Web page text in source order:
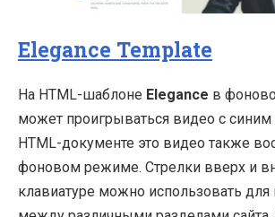
Elegance Template
На HTML-шаблоне Elegance в
может проигрываться видео с синим
HTML-документе это видео также
фоновом режиме. Стрелки вверх и
клавиатуре можно использовать